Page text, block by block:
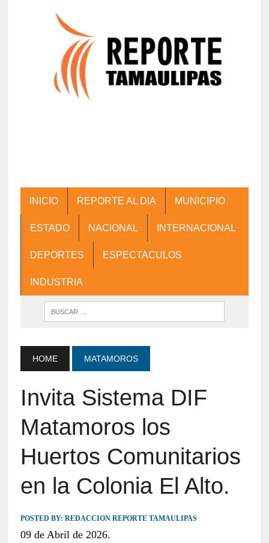
INICIO REPORTE AL DIA MUNICIPIO
ESTADO NACIONAL INTERNACIONAL
DEPORTES ESPECTACULOS
INDUSTRIA
HOME MATAMOROS
Invita Sistema DIF
Matamoros los
Huertos Comunitarios
en la Colonia El Alto.
POSTED BY: REDACCION REPORTE TAMAULIPAS
09 de Abril de 2026.